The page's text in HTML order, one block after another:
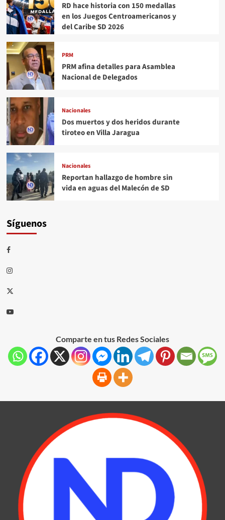
RD hace historia con 150 medallas
en los Juegos Centroamericanos y
del Caribe SD 2026
PRM
PRM afina detalles para Asamblea
Nacional de Delegados
Nacionales
Dos muertos y dos heridos durante
tiroteo en Villa Jaragua
Nacionales
Reportan hallazgo de hombre sin
vida en aguas del Malecón de SD
Síguenos
Comparte en tus Redes Sociales